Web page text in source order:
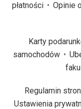
płatności
Opinie
Karty
samochodów
Regulamin
Ustawienia